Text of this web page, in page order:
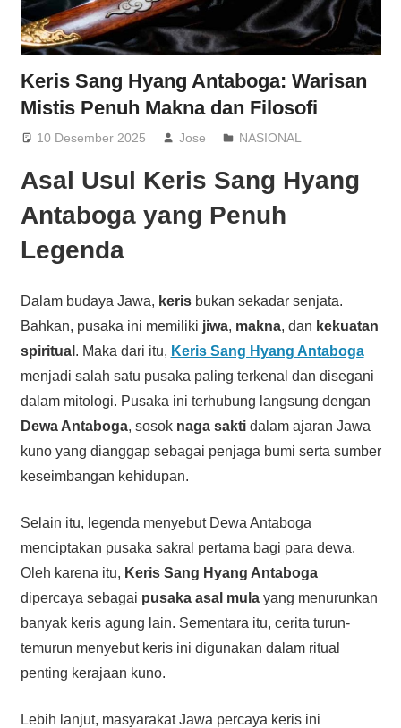
Keris Sang Hyang Antaboga: Warisan
Mistis Penuh Makna dan Filosofi
10 Desember 2025 Jose NASIONAL
Asal Usul Keris Sang Hyang
Antaboga yang Penuh
Legenda
Dalam budaya Jawa, kerisbukan sekadar senjata.
Bahkan, pusaka ini memiliki jiwa, makna, dan kekuatan
spiritual . Maka dari itu, Keris Sang Hyang Antaboga
menjadi salah satu pusaka paling terkenal dan disegani
dalam mitologi. Pusaka ini terhubung langsung dengan
Dewa Antaboga, sosok naga saktidalam ajaran Jawa
kuno yang dianggap sebagai penjaga bumi serta sumber
keseimbangan kehidupan.
Selain itu, legenda menyebut Dewa Antaboga
menciptakan pusaka sakral pertama bagi para dewa.
Oleh karena itu, Keris Sang Hyang Antaboga
dipercaya sebagai pusaka asal mulayang menurunkan
banyak keris agung lain. Sementara itu, cerita turun-
temurun menyebut keris ini digunakan dalam ritual
penting kerajaan kuno.
Lebih lanjut, masyarakat Jawa percaya keris ini